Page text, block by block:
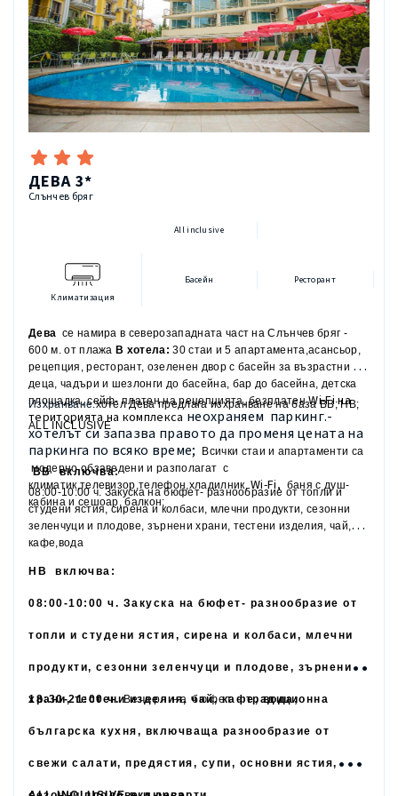
Гладене
"ОЛ ИНКЛУЗИВ" ПРОГРАМА ВКЛЮЧВА:
Основен ресторант Форум на блок маса
07:30 - 10:00 Междунарадна Закуска, чай, кафе, топло
12:00 -14:00 Обяд + вода, безалкохолни напитки,
18:00 - 20:30 Вечеря + вода, безалкохолни напитки,
2 Тематични вечери на седмица:
Българска „Форум“ 18:00 ч. – 20:30 ч.
*При ниска заетост
на хотела,
закуската, обяда и
11:00 -15:00 Междинно хранене- пица, бургери,
10:00-23:00 чай, кафе, мляко
11:00- 23:00 Местни алкохолни и безалкохолни напитки
12:00-17:00 сладолед
15:00-17:00 Следобедна закуска- палачинки,
ТИПОВЕ СТАИ В ХОТЕЛА
Двойна стая
СтудиоГоляма просторна стая,
Апартаментспалня с двойно легло, хол с двоен
ДЕВА 3*
Слънчев бряг
All inclusive
Климатизация
Басейн Ресторант
Дева се намира в северозападната част на Слънчев бряг -
600 м. от плажа В хотела: 30 стаи и 5 апартамента,асансьор,
рецепция, ресторант, озеленен двор с басейн за възрастни и
деца, чадъри и шезлонги до басейна, бар до басейна, детска
площадка, сейф- платен на рецепцията, безплатенWi-Fiна
територията на комплекса неохраняем паркинг.-
хотелът си запазва правото да променя цената на
паркинга по всяко време;
Всички стаи и апартаменти са
модерно обзаведени и разполагат с
климатик,телевизор,телефон,хладилник,Wi-Fi, баня с душ-
кабина и сешоар, балкон;
Изхранване:хотел Дева предлага изхранване на база ВВ; НВ;
ALL
INCLUSIVE
ВBвключва:
08:00-10:00 ч. Закуска на бюфет- разнообразие от топли и
студени ястия, сирена и колбаси, млечни продукти, сезонни
зеленчуци и плодове, зърнени храни, тестени изделия, чай,
кафе,вода
Н B включва:
08:00-10:00 ч. Закуска на бюфет- разнообразие от
топли и студени ястия, сирена и колбаси, млечни
продукти, сезонни зеленчуци и плодове, зърнени
храни, тестени изделия, чай, кафе, вода;
18:30-21:00 ч.Вечеря на бюфет -традиционна
българска кухня, включваща разнообразие от
свежи салати, предястия, супи, основни ястия,